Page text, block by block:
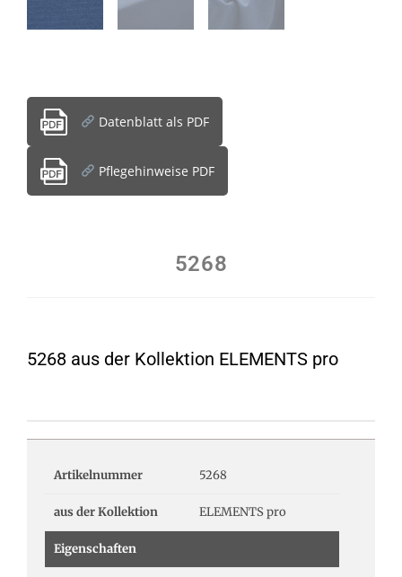
Datenblatt als PDF
Pflegehinweise PDF
5268
5268 aus der Kollektion ELEMENTS pro
Artikelnummer 5268
aus der Kollektion ELEMENTS pro
Eigenschaften